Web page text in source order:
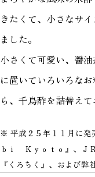
きたくて、小さなサ
ました。
小さくて可愛い、醤
に置いていろいろな
ら、千鳥酢を詰替えて
※ 平成２５年１１月に発
ｂｉ Ｋｙｏｔｏ』、Ｊ
『くろちく』、および弊